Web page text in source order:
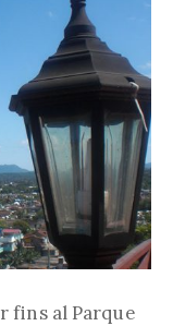
fins al Parque